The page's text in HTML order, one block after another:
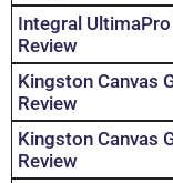
Integral UltimaPro
Review
Kingston Canvas
Review
Kingston Canvas
Review